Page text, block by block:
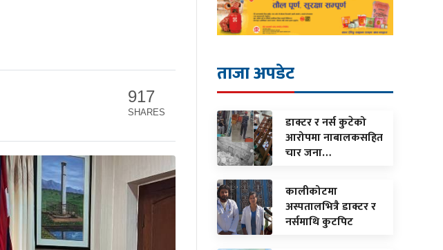
917
SHARES
ताजा अपडेट
डाक्टर र नर्स कुटेको
आरोपमा नाबालकसहित
चार जना…
कालीकोटमा
अस्पतालभित्रै डाक्टर र
नर्समाथि कुटपिट